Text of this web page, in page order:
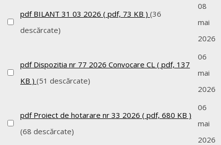
pdf BILANT 31 03 2026 ( pdf, 73 KB ) (36
descărcate)
08
mai
2026
pdf Dispozitia nr 77 2026 Convocare CL ( pdf, 137
KB ) (51 descărcate)
06
mai
2026
pdf Proiect de hotarare nr 33 2026 ( pdf, 680 KB )
(68 descărcate)
06
mai
2026